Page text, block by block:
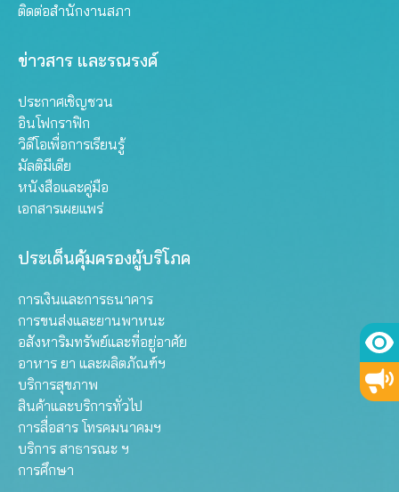
ติดต่อสำนักงานสภา
ข่าวสาร และรณรงค์
ประกาศเชิญชวน
อินโฟกราฟิก
วิดีโอเพื่อการเรียนรู้
มัลติมีเดีย
หนังสือและคู่มือ
เอกสารเผยแพร่
ประเด็นคุ้มครองผู้บริโภค
การเงินและการธนาคาร
การขนส่งและยานพาหนะ
อสังหาริมทรัพย์และที่อยู่อาศัย
อาหาร ยา และผลิตภัณฑ์ฯ
บริการสุขภาพ
สินค้าและบริการทั่วไป
การสื่อสาร โทรคมนาคมฯ
บริการ สาธารณะ ฯ
การศึกษา